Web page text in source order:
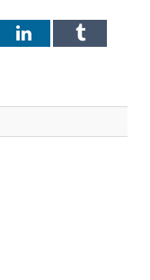
LinkedInTumblr